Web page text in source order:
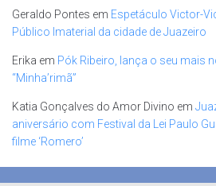
Geraldo Pontes em Espetáculo Victor-
Público Imaterial da cidade de Juazeiro
Erika em Pók Ribeiro, lança o seu mais
“Minha’rimã”
Katia Gonçalves do Amor Divino em
aniversário com Festival da Lei Paulo
filme ‘Romero’